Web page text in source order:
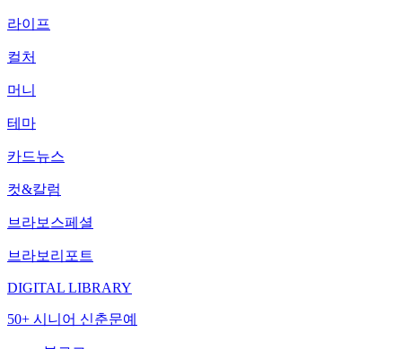
라이프
컬처
머니
테마
카드뉴스
컷&칼럼
브라보스페셜
브라보리포트
DIGITAL LIBRARY
50+ 시니어 신춘문예